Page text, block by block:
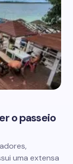
o passeio
uma extensa